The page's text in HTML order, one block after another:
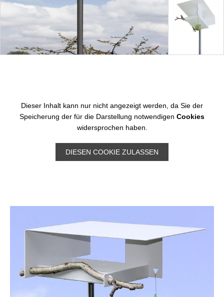
Dieser Inhalt kann nur nicht angezeigt werden, da Sie der
Speicherung der für die Darstellung notwendigen Cookies
widersprochen haben.
DIESEN COOKIE ZULASSEN